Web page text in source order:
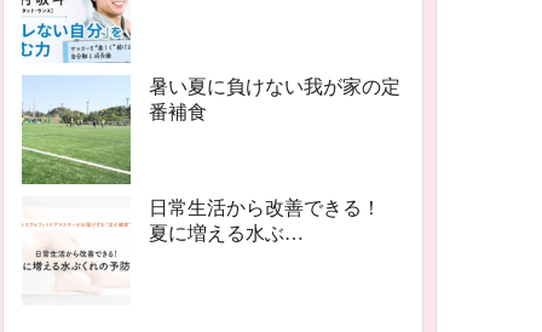
暑い夏に負けない我が家の定
番補食
日常生活から改善できる！
夏に増える水ぶ…